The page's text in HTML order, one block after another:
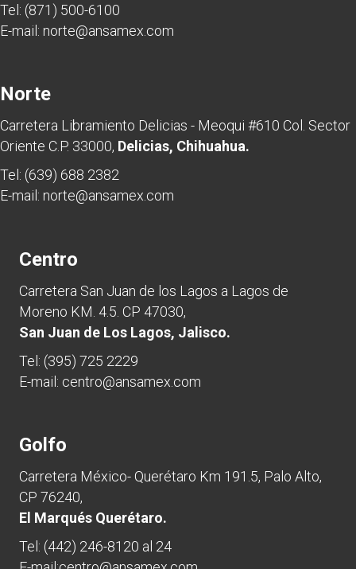
Tel: (871) 500-6100
E-mail: norte@ansamex.com
Norte
Carretera Libramiento Delicias - Meoqui #610 Col. Sector
Oriente C.P. 33000, Delicias, Chihuahua.
Tel: (639) 688 2382
E-mail: norte@ansamex.com
Centro
Carretera San Juan de los Lagos a Lagos de
Moreno KM. 4.5. CP 47030,
San Juan de Los Lagos, Jalisco.
Tel: (395) 725 2229
E-mail: centro@ansamex.com
Golfo
Carretera México- Querétaro Km 191.5, Palo Alto,
CP 76240,
El Marqués Querétaro.
Tel: (442) 246-8120 al 24